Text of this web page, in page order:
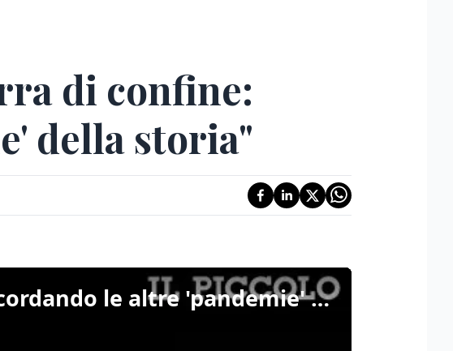
di confine:
della storia"
In cammino lungo il Carso, terra di confine: "Ricordando le altre 'pandemie' della storia"